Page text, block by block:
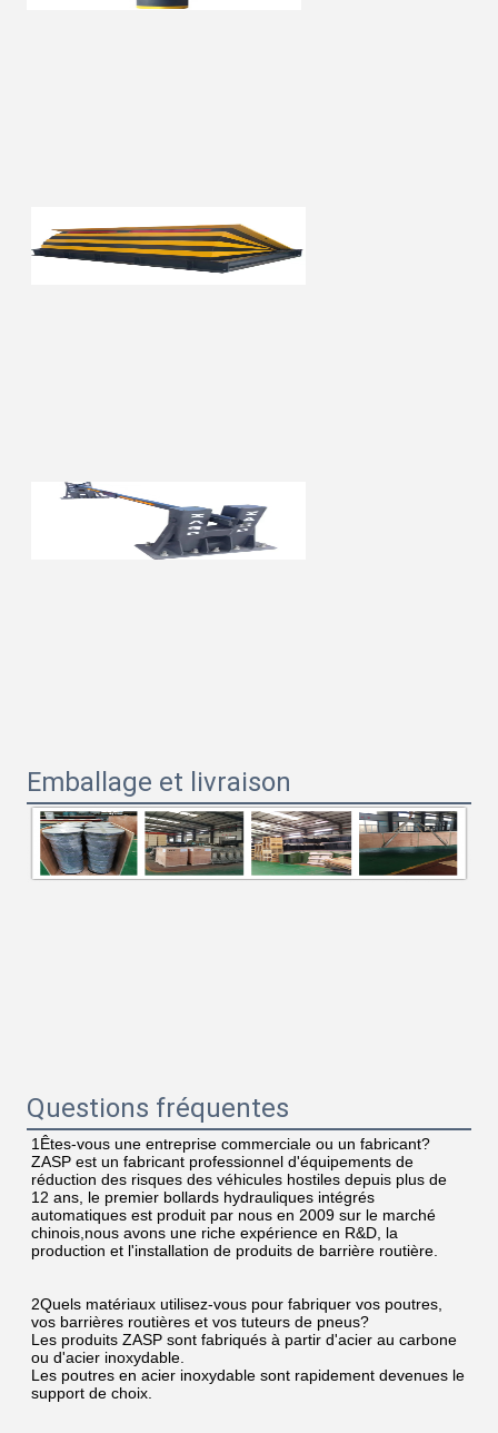
Emballage et livraison
Questions fréquentes
1Êtes-vous une entreprise commerciale ou un fabricant?
ZASP est un fabricant professionnel d'équipements de
réduction des risques des véhicules hostiles depuis plus de
12 ans, le premier bollards hydrauliques intégrés
automatiques est produit par nous en 2009 sur le marché
chinois,nous avons une riche expérience en R&D, la
production et l'installation de produits de barrière routière.
2Quels matériaux utilisez-vous pour fabriquer vos poutres,
vos barrières routières et vos tuteurs de pneus?
Les produits ZASP sont fabriqués à partir d'acier au carbone
ou d'acier inoxydable.
Les poutres en acier inoxydable sont rapidement devenues le
support de choix.